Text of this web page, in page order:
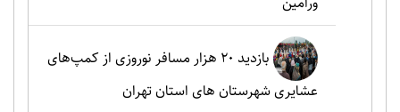
بازدید ۲۰ هزار مسافر نوروزی از کمپ‌های
عشایری شهرستان های استان تهران